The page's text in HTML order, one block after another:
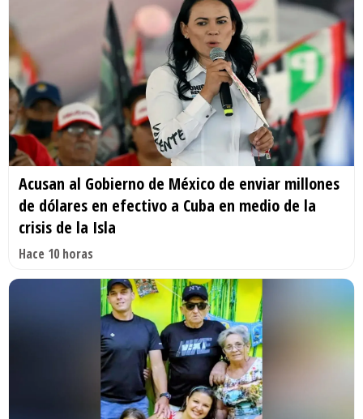
Acusan al Gobierno de México de enviar millones
de dólares en efectivo a Cuba en medio de la
crisis de la Isla
Hace 10 horas